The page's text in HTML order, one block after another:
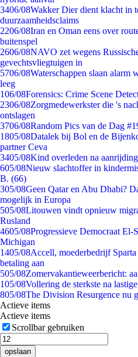
3406/08Wakker Dier dient klacht in
duurzaamheidsclaims
2206/08Iran en Oman eens over
buitenspel
2606/08NAVO zet wegens
gevechtsvliegtuigen in
5706/08Waterschappen slaan alarm
leeg
106/08Forensics: Crime Scene
2306/08Zorgmedewerkster die 's
ontslagen
3706/08Random Pics van de Dag
1805/08Datalek bij Bol en de
partner Ceva
3405/08Kind overleden na
605/08Nieuw slachtoffer in
B. (66)
305/08Geen Qatar en Abu Dhabi?
mogelijk in Europa
505/08Litouwen vindt opnieuw
Rusland
4605/08Progressieve Democraat
Michigan
1405/08Accell, moederbedrijf
betaling aan
505/08Zomervakantieweerbericht:
105/08Vollering de sterkste na
805/08The Division Resurgence nu
Actieve items
Actieve items
Scrollbar gebruiken
opslaan